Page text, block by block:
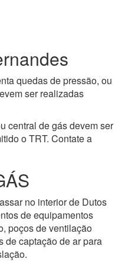
quedas de pressão, ou
ser realizadas
central de gás devem ser
o TRT. Contate a
no interior de Dutos
de equipamentos
poços de ventilação
de captação de ar para